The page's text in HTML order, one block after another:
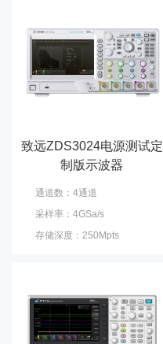
致远ZDS3024电源测试定
制版示波器
通道数：4通道
采样率：4GSa/s
存储深度：250Mpts